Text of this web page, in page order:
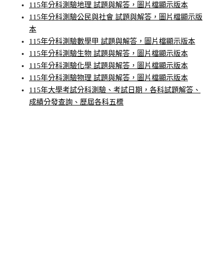
115年分科測驗地理 試題與解答，圖片檔顯示版本
115年分科測驗公民與社會 試題與解答，圖片檔顯示版
本
115年分科測驗數學甲 試題與解答，圖片檔顯示版本
115年分科測驗生物 試題與解答，圖片檔顯示版本
115年分科測驗化學 試題與解答，圖片檔顯示版本
115年分科測驗物理 試題與解答，圖片檔顯示版本
115年大學考試分科測驗、考試日期，各科試題解答、
成績分發查詢、歷屆各科五標